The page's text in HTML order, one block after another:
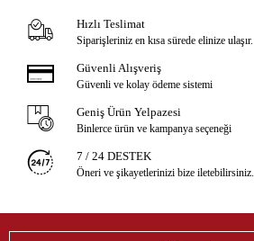
Hızlı Teslimat
Siparişleriniz en kısa sürede elinize ulaşır.
Güvenli Alışveriş
Güvenli ve kolay ödeme sistemi
Geniş Ürün Yelpazesi
Binlerce ürün ve kampanya seçeneği
7 / 24 DESTEK
Öneri ve şikayetlerinizi bize iletebilirsiniz.